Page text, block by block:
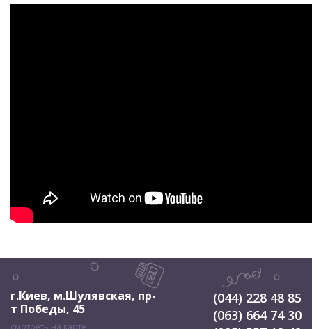
г.Киев, м.Шулявская, пр-
т Победы, 45
смотреть на карте
(044) 228 48 85
(063) 664 74 30